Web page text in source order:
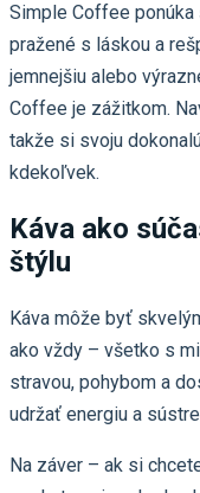
Simple Coffee
pražené s láskou a
jemnejšiu alebo
Coffee je zážitkom.
takže si svoju
kdekoľvek.
Káva ako
štýlu
Káva môže byť
ako vždy – všetko s
stravou, pohybom a
udržať energiu a
Na záver – ak si